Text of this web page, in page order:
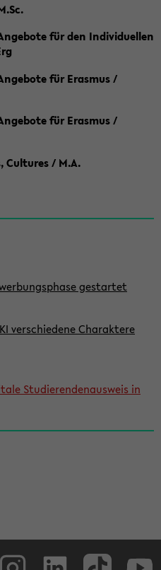
für den Individuellen
für Erasmus /
für Erasmus /
Cultures / M.A.
gestartet
verschiedene Charaktere
Studierendenausweis in